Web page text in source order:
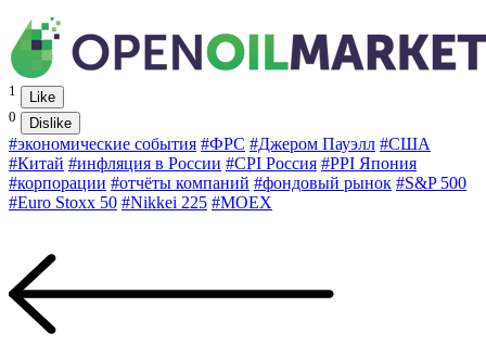
1
Like
0
Dislike
#экономические события #ФРС #Джером Пауэлл #США
#Китай #инфляция в России #CPI Россия #PPI Япония
#корпорации #отчёты компаний #фондовый рынок #S&P 500
#Euro Stoxx 50 #Nikkei 225 #MOEX